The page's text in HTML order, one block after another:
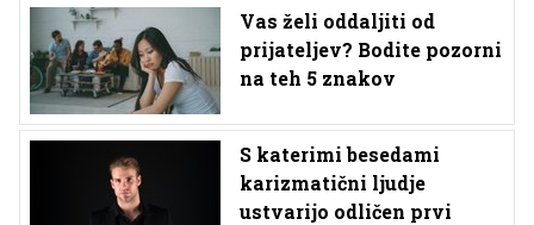
Vas želi oddaljiti od
prijateljev? Bodite pozorni
na teh 5 znakov
S katerimi besedami
karizmatični ljudje
ustvarijo odličen prvi